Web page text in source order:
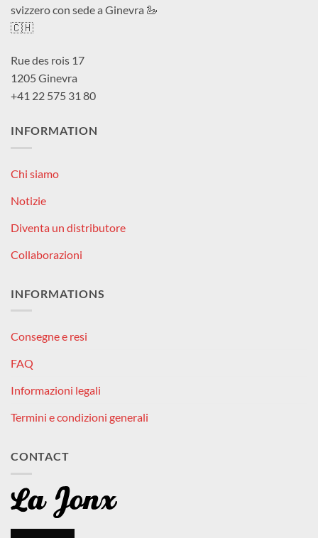
svizzero con sede a Ginevra 🦢
🇨🇭
Rue des rois 17
1205 Ginevra
+41 22 575 31 80
INFORMATION
Chi siamo
Notizie
Diventa un distributore
Collaborazioni
INFORMATIONS
Consegne e resi
FAQ
Informazioni legali
Termini e condizioni generali
CONTACT